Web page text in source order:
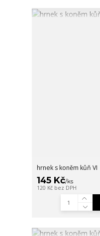
hrnek s koněm kůň VI
145 Kč/ks
120 Kč bez DPH